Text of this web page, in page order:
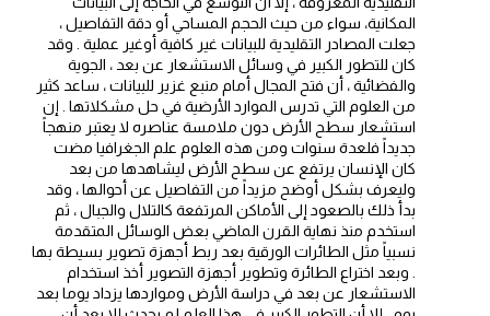
المكانية، سواء من حيث الحجم المساحي أو دقة التفاصيل ،
جعلت المصادر التقليدية للبيانات غير كافية أوغير عملية . وقد
كان للتطور الكبير في وسائل الاستشعار عن بعد ، الجوية
والفضائية ، أن فتح المجال أمام منبع غزير للبيانات ، ساعد كثير
من العلوم التي تدرس الموارد الأرضية في حل مشكلاتها . إن
استشعار سطح الأرض دون ملامسة عناصره لا يعتبر منهجاً
جديداً فلعدة سنوات ومن هذه العلوم علم الجغرافيا مضت
كان الإنسان يرتفع عن سطح الأرض ليشاهدها من بعد
وليعرف بشكل أوضح مزيداً من التفاصيل عن أحوالها ، وقد
بدأ ذلك بالصعود إلى الأماكن المرتفعة كالتلال والجبال ، ثم
استخدم منذ نهاية القرن الماضي بعض الوسائل المتقدمة
نسبياً مثل الطائرات الورقية بعد ربط أجهزة تصوير بسيطة بها
. وبعد اختراع الطائرة وتطوير أجهزة التصوير أخذ استخدام
الاستشعار عن بعد في دراسة الأرض ومواردها يزداد يوما بعد